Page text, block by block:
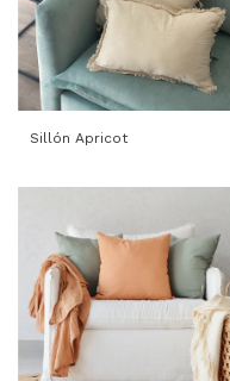
Sillón Apricot